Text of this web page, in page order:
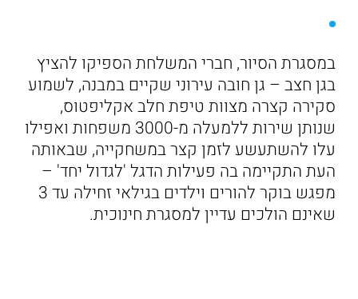
במסגרת הסיור, חברי המשלחת הספיקו להציץ
בגן חצב – גן חובה עירוני שקיים במבנה, לשמוע
סקירה קצרה מצוות טיפת חלב אקליפטוס,
שנותן שירות ללמעלה מ-3000 משפחות ואפילו
עלו להשתעשע לזמן קצר במשחקייה, שבאותה
העת התקיימה בה פעילות הדגל 'לגדול יחד' –
מפגש בוקר להורים וילדים בגילאי זחילה עד 3
שאינם הולכים עדיין למסגרת חינוכית.